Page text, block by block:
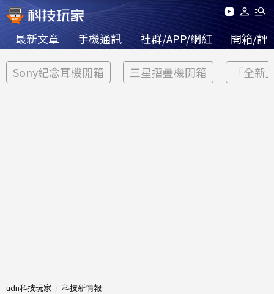
最新文章 手機通訊 社群/APP/網紅 開箱/評
Sony紀念耳機開箱 三星摺疊機開箱 「全新
udn科技玩家 科技新情報